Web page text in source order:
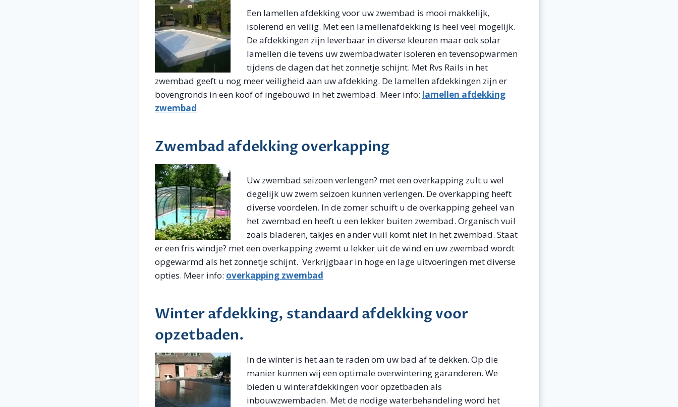
Een lamellen afdekking voor uw zwembad is mooi makkelijk,
isolerend en veilig. Met een lamellenafdekking is heel veel mogelijk.
De afdekkingen zijn leverbaar in diverse kleuren maar ook solar
lamellen die tevens uw zwembadwater isoleren en tevensopwarmen
tijdens de dagen dat het zonnetje schijnt. Met Rvs Rails in het
zwembad geeft u nog meer veiligheid aan uw afdekking. De lamellen afdekkingen zijn er
bovengronds in een koof of ingebouwd in het zwembad. Meer info: lamellen afdekking
zwembad
Zwembad afdekking overkapping
Uw zwembad seizoen verlengen? met een overkapping zult u wel
degelijk uw zwem seizoen kunnen verlengen. De overkapping heeft
diverse voordelen. In de zomer schuift u de overkapping geheel van
het zwembad en heeft u een lekker buiten zwembad. Organisch vuil
zoals bladeren, takjes en ander vuil komt niet in het zwembad. Staat
er een fris windje? met een overkapping zwemt u lekker uit de wind en uw zwembad wordt
opgewarmd als het zonnetje schijnt. Verkrijgbaar in hoge en lage uitvoeringen met diverse
opties. Meer info: overkapping zwembad
Winter afdekking, standaard afdekking voor
opzetbaden.
In de winter is het aan te raden om uw bad af te dekken. Op die
manier kunnen wij een optimale overwintering garanderen. We
bieden u winterafdekkingen voor opzetbaden als
inbouwzwembaden. Met de nodige waterbehandeling word het